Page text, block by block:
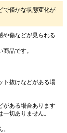
で僅かな状態変化が
や傷などが見られる
品です。
ト抜けなどがある場
がある場合あります
切ありません。